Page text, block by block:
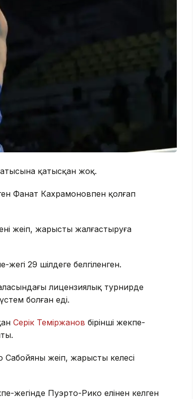
сатысына қатысқан жоқ.
Фанат Кахрамоновпен қолғап
жеңіп, жарысты жалғастыруға
29 шілдеге белгіленген.
лицензиялық турнирде
болған еді.
Серік Теміржанов бірінші жекпе-
жеңіп, жарыстың келесі
жегінде Пуэрто-Рико елінен келген